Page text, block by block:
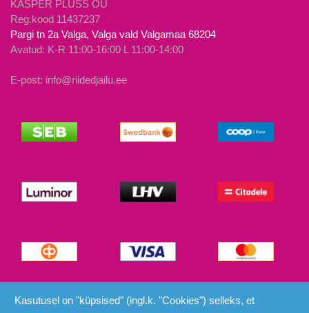
Kasutusel on "küpsised" (ingl.k. "Cookies") selleks, et
KASPER PLUSS OÜ
Reg.kood 11437237
Pargi tn 2a Valga, Valga vald Valgamaa 68204
Avatud: K-R 11:00-16:00 L 11:00-14:00
E-post: info@riidedjailu.ee